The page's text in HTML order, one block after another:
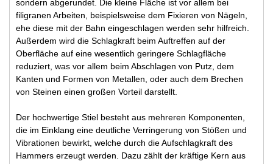
sondern abgerundet. Die kleine Fläche ist vor allem bei
filigranen Arbeiten, beispielsweise dem Fixieren von Nägeln,
ehe diese mit der Bahn eingeschlagen werden sehr hilfreich.
Außerdem wird die Schlagkraft beim Auftreffen auf der
Oberfläche auf eine wesentlich geringere Schlagfläche
reduziert, was vor allem beim Abschlagen von Putz, dem
Kanten und Formen von Metallen, oder auch dem Brechen
von Steinen einen großen Vorteil darstellt.
Der hochwertige Stiel besteht aus mehreren Komponenten,
die im Einklang eine deutliche Verringerung von Stößen und
Vibrationen bewirkt, welche durch die Aufschlagkraft des
Hammers erzeugt werden. Dazu zählt der kräftige Kern aus